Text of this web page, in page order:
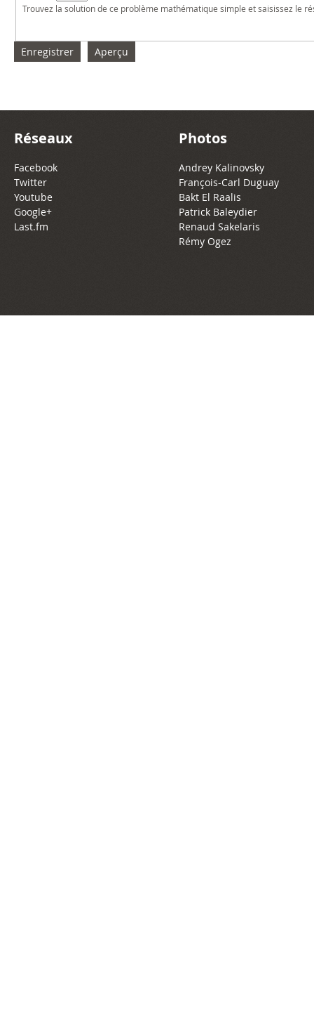
Trouvez la solution de ce problème mathématique simple et saisissez le
Réseaux
Facebook
Twitter
Youtube
Google+
Last.fm
Photos
Andrey Kalinovsky
François-Carl Duguay
Bakt El Raalis
Patrick Baleydier
Renaud Sakelaris
Rémy Ogez